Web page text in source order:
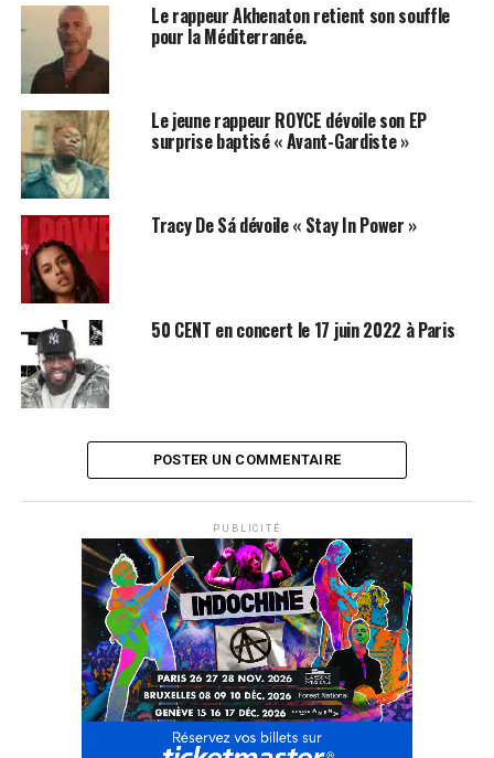
Le rappeur Akhenaton retient son souffle
pour la Méditerranée.
Le jeune rappeur ROYCE dévoile son EP
surprise baptisé « Avant-Gardiste »
Tracy De Sá dévoile « Stay In Power »
50 CENT en concert le 17 juin 2022 à Paris
POSTER UN COMMENTAIRE
PUBLICITÉ